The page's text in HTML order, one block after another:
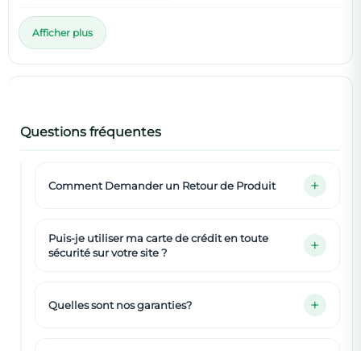
Afficher plus
Questions fréquentes
Comment Demander un Retour de Produit
Puis-je utiliser ma carte de crédit en toute
sécurité sur votre site ?
Quelles sont nos garanties?